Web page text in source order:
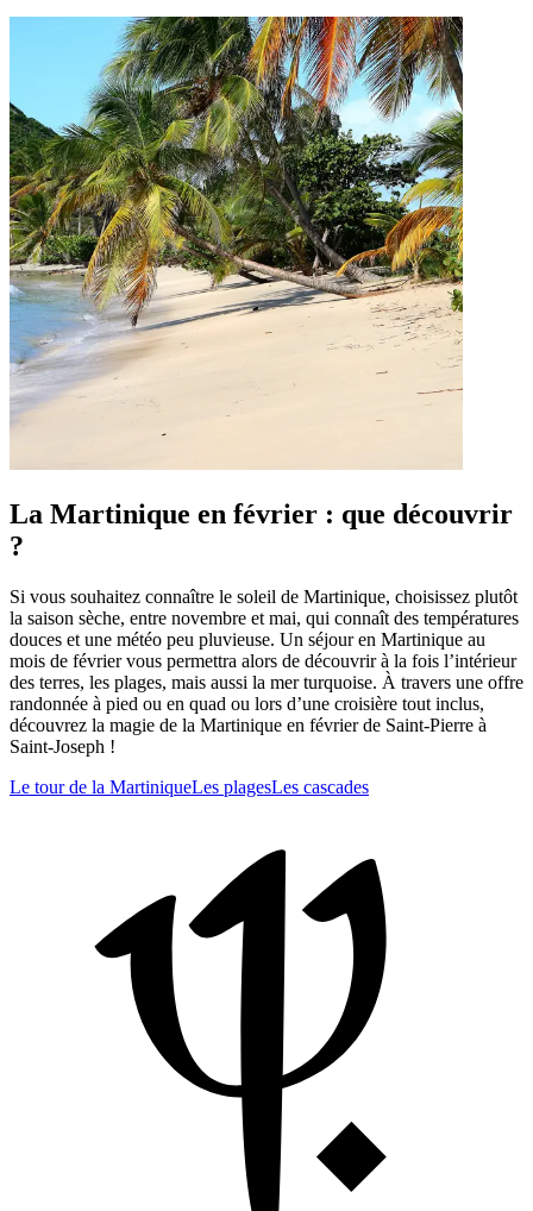
La Martinique en février : que découvrir
?
Si vous souhaitez connaître le soleil de Martinique, choisissez plutôt
la saison sèche, entre novembre et mai, qui connaît des températures
douces et une météo peu pluvieuse. Un séjour en Martinique au
mois de février vous permettra alors de découvrir à la fois l’intérieur
des terres, les plages, mais aussi la mer turquoise. À travers une offre
randonnée à pied ou en quad ou lors d’une croisière tout inclus,
découvrez la magie de la Martinique en février de Saint-Pierre à
Saint-Joseph !
Le tour de la MartiniqueLes plagesLes cascades